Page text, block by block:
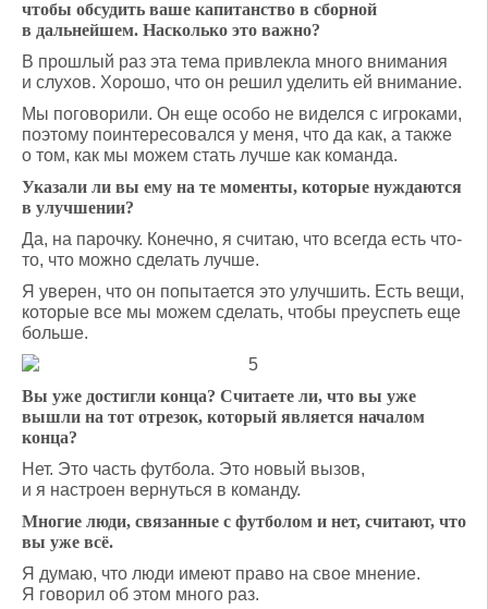
чтобы обсудить ваше капитанство в сборной
в дальнейшем. Насколько это важно?
В прошлый раз эта тема привлекла много внимания
и слухов. Хорошо, что он решил уделить ей внимание.
Мы поговорили. Он еще особо не виделся с игроками,
поэтому поинтересовался у меня, что да как, а также
о том, как мы можем стать лучше как команда.
Указали ли вы ему на те моменты, которые нуждаются
в улучшении?
Да, на парочку. Конечно, я считаю, что всегда есть что-
то, что можно сделать лучше.
Я уверен, что он попытается это улучшить. Есть вещи,
которые все мы можем сделать, чтобы преуспеть еще
больше.
Вы уже достигли конца? Считаете ли, что вы уже
вышли на тот отрезок, который является началом
конца?
Нет. Это часть футбола. Это новый вызов,
и я настроен вернуться в команду.
Многие люди, связанные с футболом и нет, считают, что
вы уже всё.
Я думаю, что люди имеют право на свое мнение.
Я говорил об этом много раз.